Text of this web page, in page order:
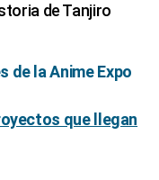
de Tanjiro
de la Anime Expo
que llegan